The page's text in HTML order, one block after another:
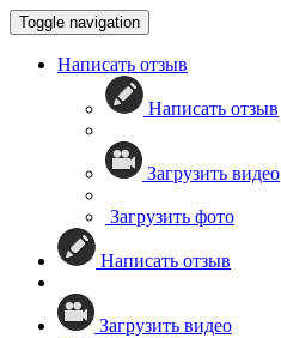
Toggle navigation
Написать отзыв
Написать отзыв
Загрузить видео
Загрузить фото
Написать отзыв
Загрузить видео